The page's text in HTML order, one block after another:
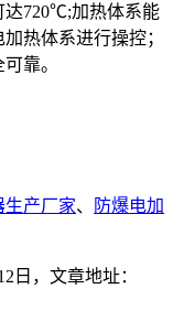
达720℃;加热体系能
热体系进行操控；
靠。
生产厂家、
防爆电加
日，文章地址：